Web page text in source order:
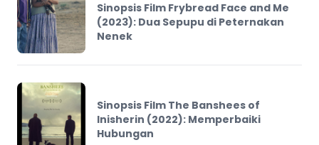
Sinopsis Film Frybread Face and Me
(2023): Dua Sepupu di Peternakan
Nenek
Sinopsis Film The Banshees of
Inisherin (2022): Memperbaiki
Hubungan